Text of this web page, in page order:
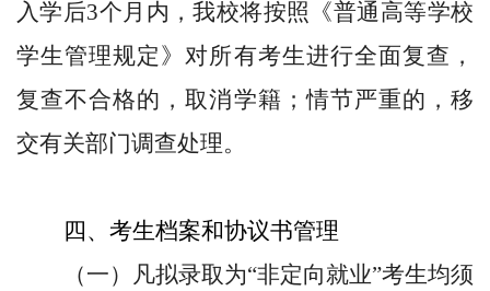
入学后3个月内，我校将按照《普通高等学校
学生管理规定》对所有考生进行全面复查，
复查不合格的，取消学籍；情节严重的，移
交有关部门调查处理。
四、考生档案和协议书管理
（一）凡拟录取为“非定向就业”考生均须